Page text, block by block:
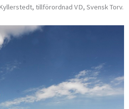
tillförordnad VD, Svensk Torv.